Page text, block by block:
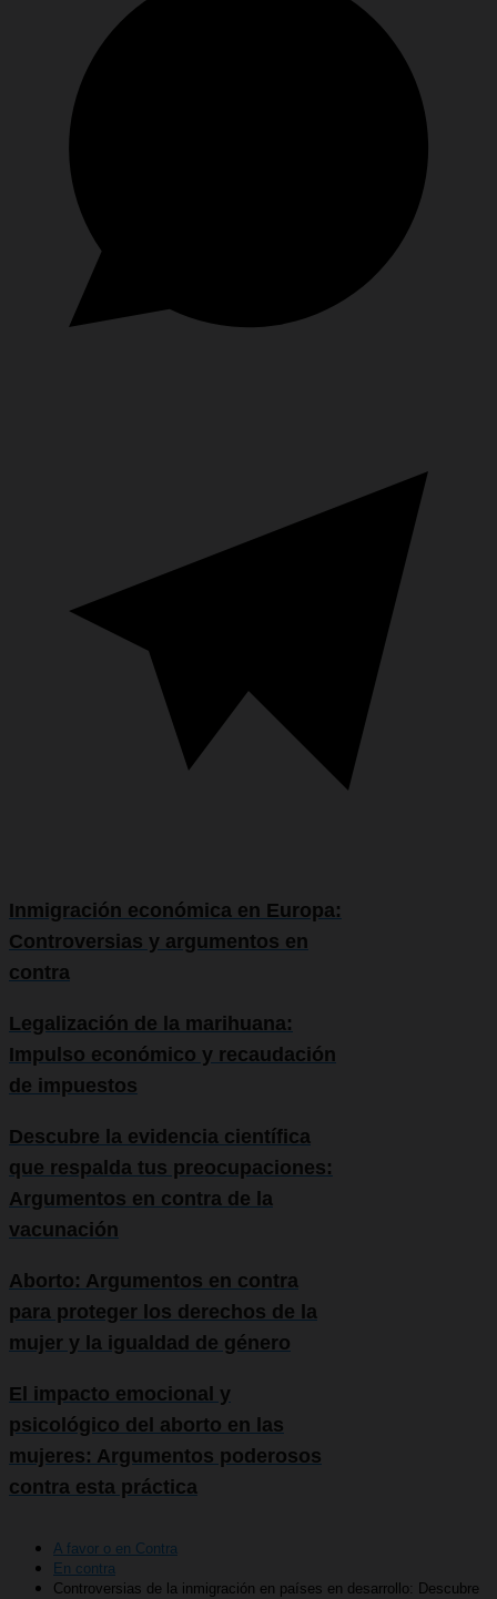
Inmigración económica en Europa:
Controversias y argumentos en
contra
Legalización de la marihuana:
Impulso económico y recaudación
de impuestos
Descubre la evidencia científica
que respalda tus preocupaciones:
Argumentos en contra de la
vacunación
Aborto: Argumentos en contra
para proteger los derechos de la
mujer y la igualdad de género
El impacto emocional y
psicológico del aborto en las
mujeres: Argumentos poderosos
contra esta práctica
A favor o en Contra
En contra
Controversias de la inmigración en países en desarrollo: Descubre